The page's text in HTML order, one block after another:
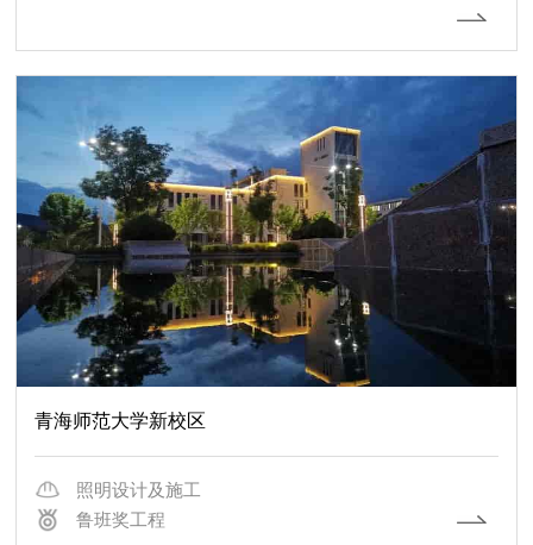
青海师范大学新校区
照明设计及施工
鲁班奖工程